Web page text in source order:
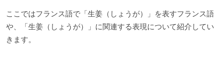
ここではフランス語で「生姜（しょうが）」を表すフランス語
や、「生姜（しょうが）」に関連する表現について紹介してい
きます。